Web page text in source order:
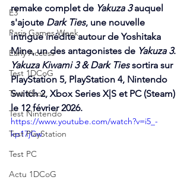
E3
Paris Games Week
Early Access
Test 1DCoG
Test Xbox
Test Nintendo
Test PlayStation
Test PC
Actu 1DCoG
remake complet de Yakuza 3 auquel
s'ajoute Dark Ties, une nouvelle
intrigue inédite autour de Yoshitaka
Mine, un des antagonistes de Yakuza 3.
Yakuza Kiwami 3 & Dark Ties sortira sur
PlayStation 5, PlayStation 4, Nintendo
Switch 2, Xbox Series X|S et PC (Steam)
le 12 février 2026.
https://www.youtube.com/watch?v=i5_-
kp17jCw